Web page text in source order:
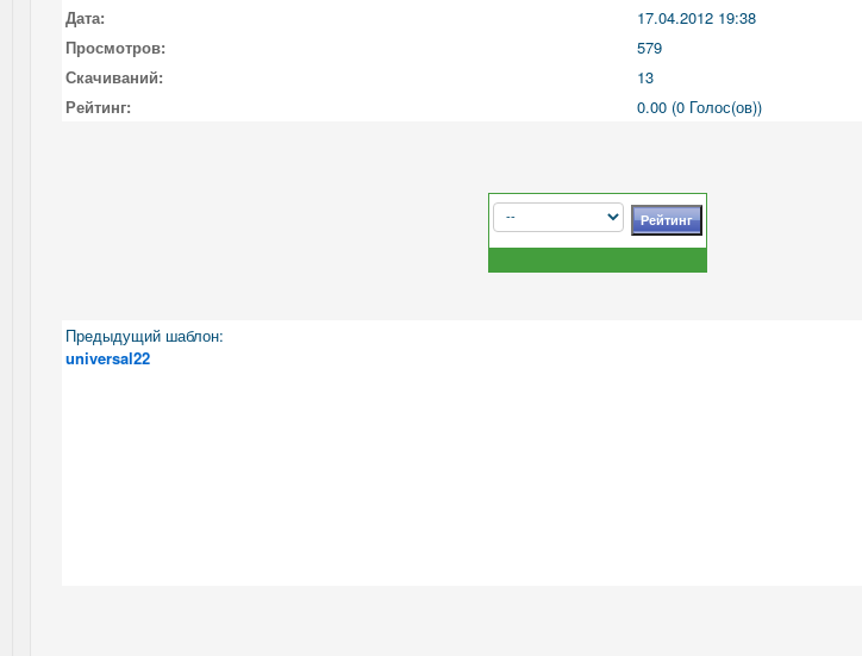
Дата:
17.04.2012 19:38
Просмотров:
579
Скачиваний:
13
Рейтинг:
0.00 (0 Голос(ов))
Предыдущий шаблон:
universal22